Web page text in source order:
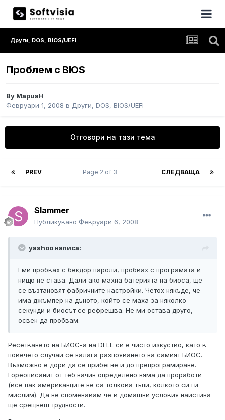
Други, DOS, BIOS/UEFI
Проблем с BIOS
By MapuaH
Февруари 1, 2008 в Други, DOS, BIOS/UEFI
Отговори на тази тема
PREV СЛЕДВАЩА
Page 2 of 3
Slammer
Публикувано Февруари 6, 2008
yashoo написа:
Еми пробвах с бекдор пароли, пробвах с програмата и
нищо не става. Дали ако махна батерията на биоса, ще
се възтановят фабричните настройки. Четох някъде, че
има джъмпер на дъното, който се маха за няколко
секунди и биосът се рефрешва. Не ми остава друго,
освен да пробвам.
Ресетването на БИОС-а на DELL си е чисто изкуство, като в
повечето случаи се налага разпояването на самият БИОС.
Възможно е дори да се прибегне и до препрограмиране.
Гореописанит от теб начин определено няма да проработи
(все пак американците не са толкова тъпи, колкото си ги
мислим). Да не споменавам че в домашни условия наистина
ще срещнеш трудности.